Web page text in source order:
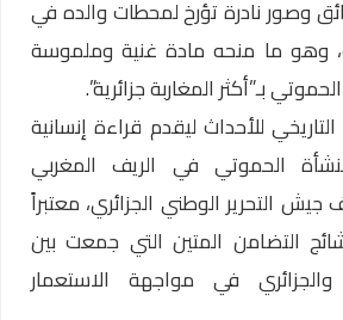
وصور نادرة تؤرخ لمحطات والده في
وهو ما منحه مادة غنية وملموسة
بـ”أكثر المغاربة جزائرية”.
للأحداث ليقدم قراءة إنسانية
الحموتي في الريف المغربي
التحرير الوطني الجزائري، معتبراً
التضامن المتين التي جمعت بين
في مواجهة الاستعمار